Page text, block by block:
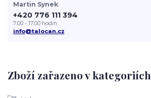
Zboží zařazeno v kategoriích
Martin Synek
+420 776 111 394
7:00 - 17:00 hodin
info@talocan.cz